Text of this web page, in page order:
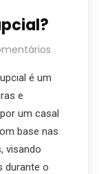
é um
e
um casal
base nas
visando
durante o